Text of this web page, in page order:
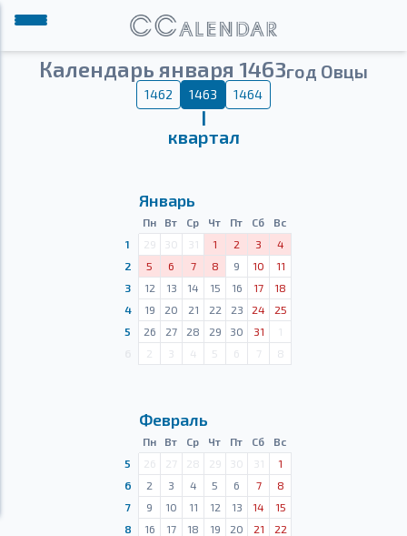
Календарь января 1463год Овцы
1462 1463 1464
Ⅰ
квартал
Январь
Пн Вт Ср Чт Пт Сб
Вс
1
29 30 31 1 2 3
4
2
5 6 7 8 9 10
11
3
12 13 14 15 16 17
18
4
19 20 21 22 23 24
25
5
26 27 28 29 30 31
1
2 3 4 5 6 7 8
Февраль
Пн Вт Ср Чт Пт Сб
Вс
5
26 27 28 29 30 31
1
6
2 3 4 5 6 7
8
7
9 10 11 12 13 14
15
8
16 17 18 19 20 21
22